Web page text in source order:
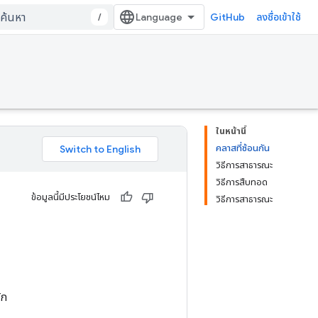
/ GitHub ลงชื่อเข้าใช้
ในหน้านี้
คลาสที่ซ้อนกัน
วิธีการสาธารณะ
วิธีการสืบทอด
วิธีการสาธารณะ
ข้อมูลนี้มีประโยชน์ไหม